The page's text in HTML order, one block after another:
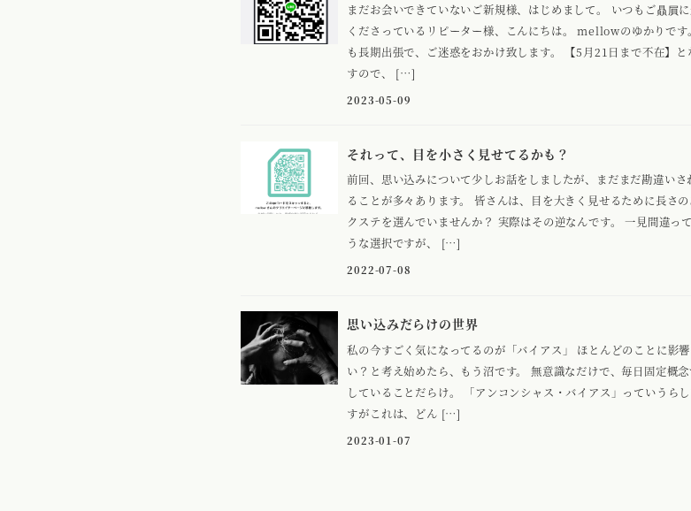
まだお会いできていないご新規様、はじめまして。 いつもご贔屓
くださっているリピーター様、こんにちは。 mellowのゆかりです
も長期出張で、ご迷惑をおかけ致します。 【5月21日まで不在】と
すので、 […]
2023-05-09
それって、目を小さく見せてるかも？
前回、思い込みについて少しお話をしましたが、まだまだ勘違いさ
ることが多々あります。 皆さんは、目を大きく見せるために長さ
クステを選んでいませんか？ 実際はその逆なんです。 一見間違っ
うな選択ですが、 […]
2022-07-08
思い込みだらけの世界
私の今すごく気になってるのが「バイアス」 ほとんどのことに影
い？と考え始めたら、もう沼です。 無意識なだけで、毎日固定概
していることだらけ。 「アンコンシャス・バイアス」っていうら
すがこれは、どん […]
2023-01-07